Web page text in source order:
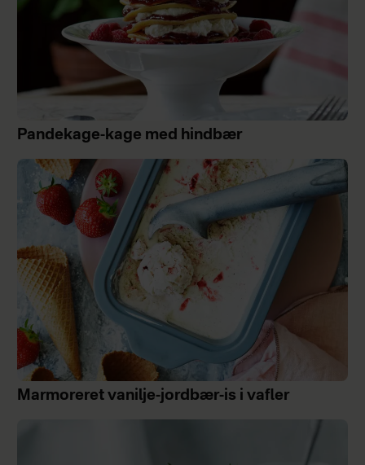
Pandekage-kage med hindbær
Marmoreret vanilje-jordbær-is i vafler